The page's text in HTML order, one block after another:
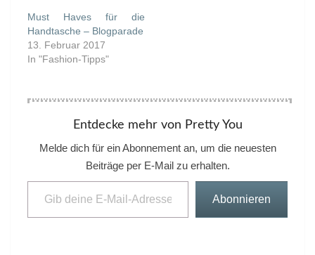
Must Haves für die
Handtasche – Blogparade
13. Februar 2017
In "Fashion-Tipps"
Entdecke mehr von Pretty You
Melde dich für ein Abonnement an, um die neuesten
Beiträge per E-Mail zu erhalten.
Gib deine E-Mail-Adresse ein ...
Abonnieren